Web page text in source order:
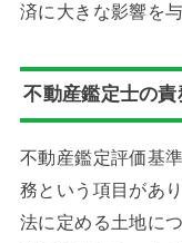
済に大きな影響を
不動産鑑定士の責
不動産鑑定評価基
務という項目があ
法に定める土地に